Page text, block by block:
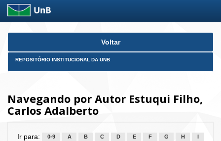
Skip
Voltar
REPOSITÓRIO INSTITUCIONAL DA UNB
Navegando por Autor Estuqui Filho,
Carlos Adalberto
Ir para: 0-9 A B C D E F G H